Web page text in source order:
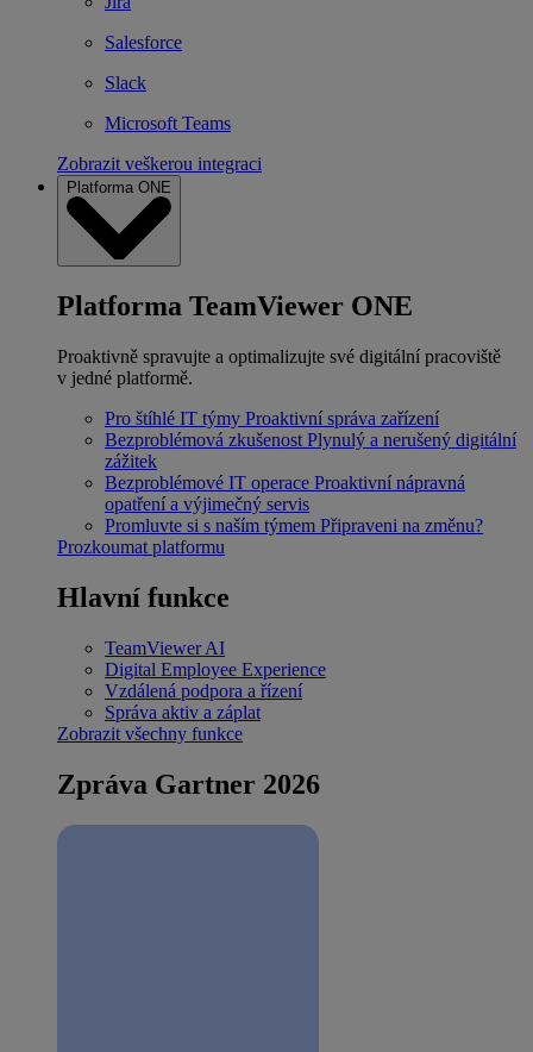
Salesforce
Slack
Microsoft Teams
Zobrazit veškerou integraci
Platforma ONE
Platforma TeamViewer ONE
Proaktivně spravujte a optimalizujte své digitální pracoviště
v jedné platformě.
Pro štíhlé IT týmy Proaktivní správa zařízení
Bezproblémová zkušenost Plynulý a nerušený digitální
zážitek
Bezproblémové IT operace Proaktivní nápravná
opatření a výjimečný servis
Promluvte si s naším týmem Připraveni na změnu?
Prozkoumat platformu
Hlavní funkce
TeamViewer AI
Digital Employee Experience
Vzdálená podpora a řízení
Správa aktiv a záplat
Zobrazit všechny funkce
Zpráva Gartner 2026